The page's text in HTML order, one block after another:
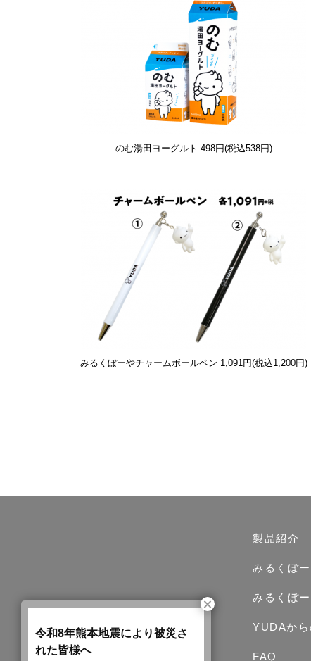
のむ湯田ヨーグルト 498円(税込538円)
みるくぼーやチャームボールペン 1,091円(税込1,200円)
製品紹介
みるくぼ
みるくぼ
YUDAか
FAQ
令和8年熊本地震により被災さ
れた皆様へ